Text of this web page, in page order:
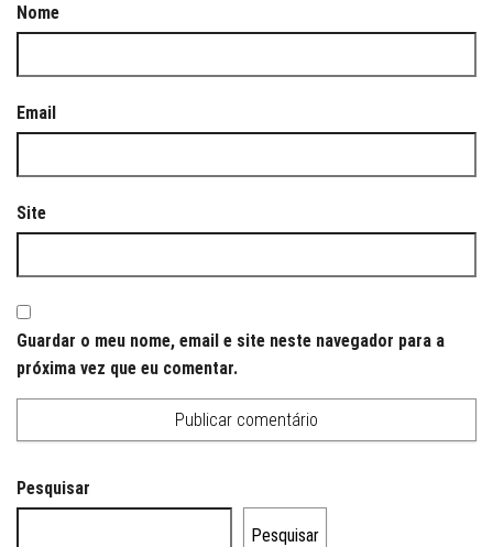
Nome
Email
Site
Guardar o meu nome, email e site neste navegador para a
próxima vez que eu comentar.
Pesquisar
Pesquisar